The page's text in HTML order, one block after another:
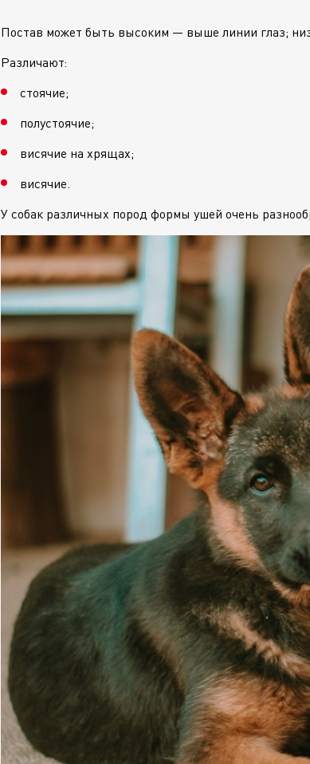
Постав может быть высоким — выше линии глаз;
Различают:
стоячие;
полустоячие;
висячие на хрящах;
висячие.
У собак различных пород формы ушей очень